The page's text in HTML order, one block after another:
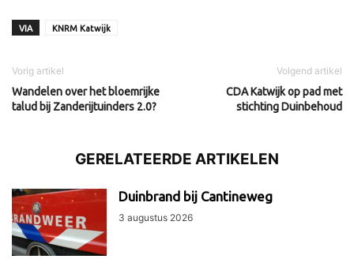
VIA KNRM Katwijk
Vorig artikel
Wandelen over het bloemrijke
talud bij Zanderijtuinders 2.0?
Volgend artikel
CDA Katwijk op pad met
stichting Duinbehoud
GERELATEERDE ARTIKELEN
Duinbrand bij Cantineweg
3 augustus 2026